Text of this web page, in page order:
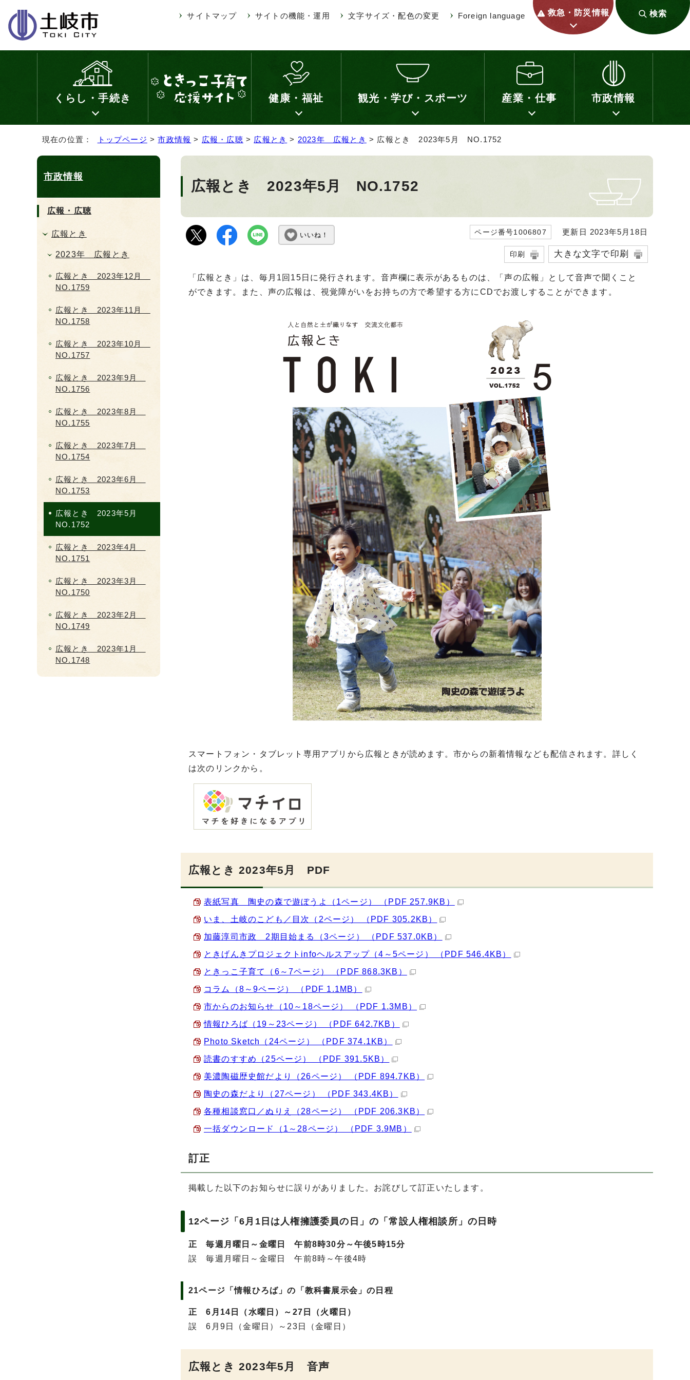
サイトマップ サイトの機能・運用 文字サイズ・配色の変更 Foreign language 救急・防災情報 検索
くらし・手続き 健康・福祉 観光・学び・スポーツ 産業・仕事 市政情報
現在の位置： トップページ >市政情報 > 広報・広聴 > 広報とき > 2023年 広報とき > 広報とき 2023年5月 NO.1752
広報とき 2023年5月 NO.1752
いいね！ ページ番号1006807 更新日 2023年5月18日
印刷 大きな文字で印刷
「広報とき」は、毎月1回15日に発行されます。音声欄に表示があるものは、「声の広報」として音声で聞くこと
ができます。また、声の広報は、視覚障がいをお持ちの方で希望する方にCDでお渡しすることができます。
スマートフォン・タブレット専用アプリから広報ときが読めます。市からの新着情報なども配信されます。詳しく
は次のリンクから。
広報とき 2023年5月 PDF
表紙写真 陶史の森で遊ぼうよ（1ページ） （PDF 257.9KB）
いま、土岐のこども／目次（2ページ） （PDF 305.2KB）
加藤淳司市政 2期目始まる（3ページ） （PDF 537.0KB）
ときげんきプロジェクトinfoヘルスアップ（4～5ページ） （PDF 546.4KB）
ときっこ子育て（6～7ページ） （PDF 868.3KB）
コラム（8～9ページ） （PDF 1.1MB）
市からのお知らせ（10～18ページ） （PDF 1.3MB）
情報ひろば（19～23ページ） （PDF 642.7KB）
Photo Sketch（24ページ） （PDF 374.1KB）
読書のすすめ（25ページ） （PDF 391.5KB）
美濃陶磁歴史館だより（26ページ） （PDF 894.7KB）
陶史の森だより（27ページ） （PDF 343.4KB）
各種相談窓口／ぬりえ（28ページ） （PDF 206.3KB）
一括ダウンロード（1～28ページ） （PDF 3.9MB）
訂正
掲載した以下のお知らせに誤りがありました。お詫びして訂正いたします。
12ページ「6月1日は人権擁護委員の日」の「常設人権相談所」の日時
正 毎週月曜日～金曜日 午前8時30分～午後5時15分
誤 毎週月曜日～金曜日 午前8時～午後4時
21ページ「情報ひろば」の「教科書展示会」の日程
正 6月14日（水曜日）～27日（火曜日）
誤 6月9日（金曜日）～23日（金曜日）
広報とき 2023年5月 音声
市政情報
広報・広聴
広報とき
2023年 広報とき
広報とき 2023年12月
NO.1759
広報とき 2023年11月
NO.1758
広報とき 2023年10月
NO.1757
広報とき 2023年9月
NO.1756
広報とき 2023年8月
NO.1755
広報とき 2023年7月
NO.1754
広報とき 2023年6月
NO.1753
広報とき 2023年5月
NO.1752
広報とき 2023年4月
NO.1751
広報とき 2023年3月
NO.1750
広報とき 2023年2月
NO.1749
広報とき 2023年1月
NO.1748